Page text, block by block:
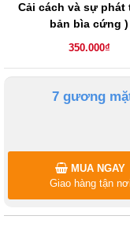
Cải cách và sự phát
bản bìa cứng )
350.000₫
7 gương
MUA NGAY
Giao hàng tận nơi